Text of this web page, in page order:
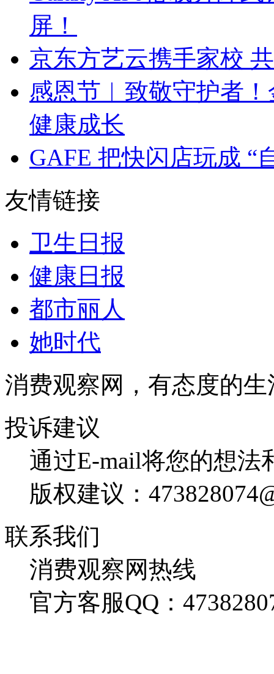
屏！
京东方艺云携手家校
感恩节︱致敬守护者
健康成长
GAFE 把快闪店玩成 “
友情链接
卫生日报
健康日报
都市丽人
她时代
消费观察网，有态度的
投诉建议
通过E-mail将您的想法
版权建议：
联系我们
消费观察网热线
官方客服QQ：